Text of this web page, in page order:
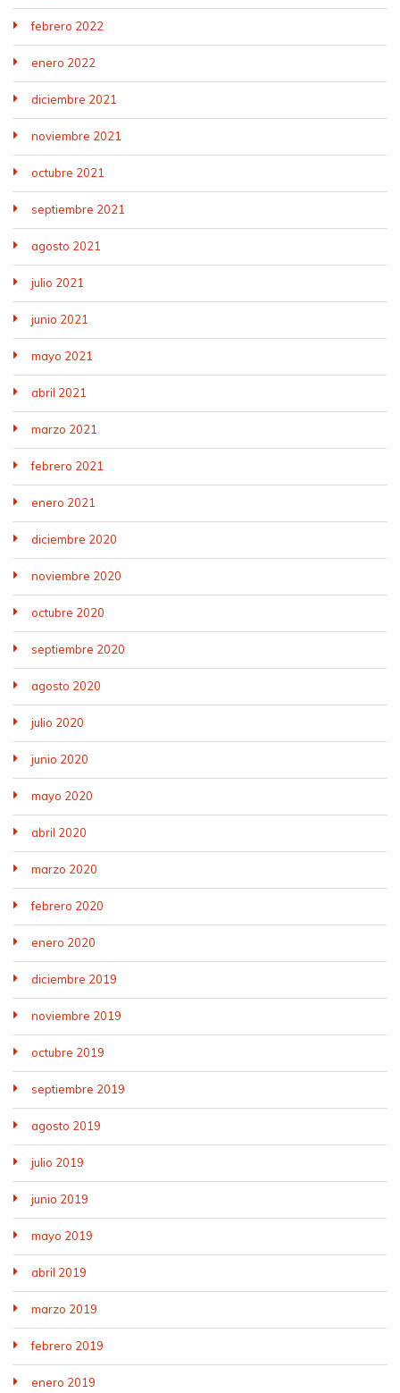
febrero 2022
enero 2022
diciembre 2021
noviembre 2021
octubre 2021
septiembre 2021
agosto 2021
julio 2021
junio 2021
mayo 2021
abril 2021
marzo 2021
febrero 2021
enero 2021
diciembre 2020
noviembre 2020
octubre 2020
septiembre 2020
agosto 2020
julio 2020
junio 2020
mayo 2020
abril 2020
marzo 2020
febrero 2020
enero 2020
diciembre 2019
noviembre 2019
octubre 2019
septiembre 2019
agosto 2019
julio 2019
junio 2019
mayo 2019
abril 2019
marzo 2019
febrero 2019
enero 2019